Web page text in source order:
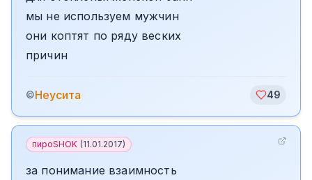
мы не используем мужчин
они коптят по ряду веских
причин
©Неусита 49
пироSHOK (11.01.2017)
за понимание взаимность